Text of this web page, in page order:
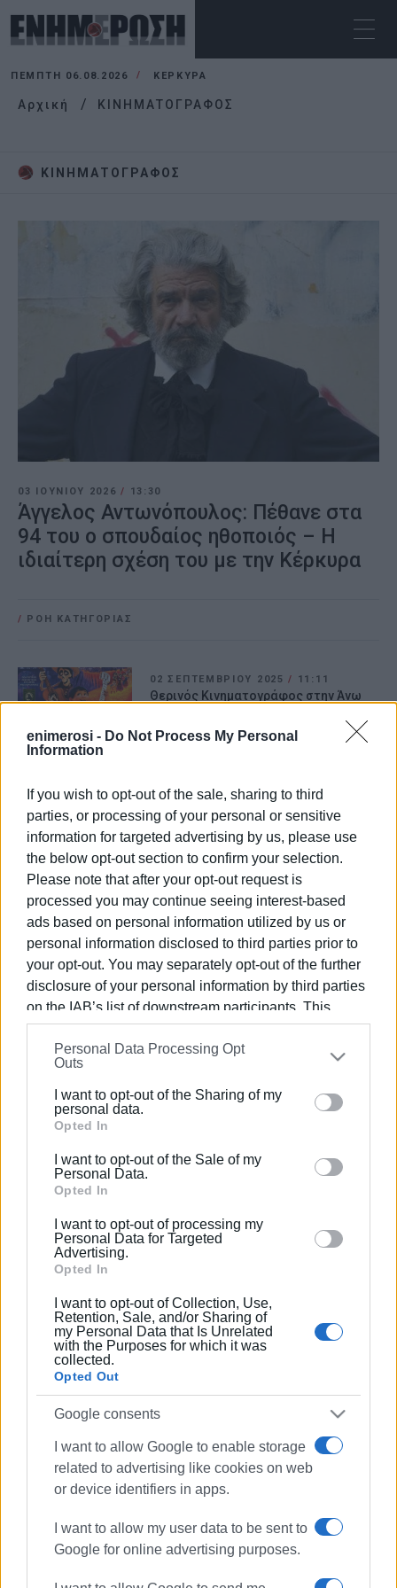
enimerosi - Do Not Process My Personal
Information
If you wish to opt-out of the sale, sharing to third
parties, or processing of your personal or sensitive
information for targeted advertising by us, please use
the below opt-out section to confirm your selection.
Please note that after your opt-out request is
processed you may continue seeing interest-based
ads based on personal information utilized by us or
personal information disclosed to third parties prior to
your opt-out. You may separately opt-out of the further
disclosure of your personal information by third parties
on the IAB’s list of downstream participants. This
information may also be disclosed by us to third parties
on theIAB’s List of Downstream Participants
that may
further disclose it to other third parties.
Please note that this website/app uses one or more
Google services and may gather and store information
behaviour. You may click to grant or deny consent to
Google and its third-party tags to use your data for
section.
Personal Data Processing Opt
Outs
I want to opt-out of the Sharing of my
personal data.
Opted In
I want to opt-out of the Sale of my
Personal Data.
Opted In
I want to opt-out of processing my
Personal Data for Targeted
Advertising.
Opted In
I want to opt-out of Collection, Use,
Retention, Sale, and/or Sharing of
my Personal Data that Is Unrelated
with the Purposes for which it was
collected.
Opted Out
Google consents
I want to allow Google to enable storage
related to advertising like cookies on web
or device identifiers in apps.
I want to allow my user data to be sent to
Google for online advertising purposes.
ΠΈΜΠΤΗ 06.08.2026 ΚΕΡΚΥΡΑ
Αρχική ΚΙΝΗΜΑΤΟΓΡΑΦΟΣ
ΚΙΝΗΜΑΤΟΓΡΑΦΟΣ
03 ΙΟΥΝΊΟΥ 2026/ 13:30
Άγγελος Αντωνόπουλος: Πέθανε στα
94 του ο σπουδαίος ηθοποιός – Η
ιδιαίτερη σχέση του με την Κέρκυρα
/ ΡΟΗ ΚΑΤΗΓΟΡΙΑΣ
02 ΣΕΠΤΕΜΒΡΊΟΥ 2025/ 11:11
Θερινός Κινηματογράφος στην Άνω
κινηματογράφου 2025 – Δείτε όλο το
πρόγραμμα
05 ΙΑΝΟΥΑΡΊΟΥ 2025
«Υπάρχω» και «Βαϊάνα 2» στον Ορφέα
11 NOV 2024 15:28
Θα ξανανοίξει ο Ορφέας
07 ΙΟΥΝΊΟΥ 2024
Κινηματογραφικές καλοκαιρινές
Δωρεάν θερινό σινεμά και φέτος σε
περιοχές του Δήμου Κεντρ. Κέρκυρας
03 ΜΑΪ́ΟΥ 2022 /15:28
«Η αθέατη κινηματογραφική όψη της
05 ΑΥΓΟΎΣΤΟΥ 2021
«Σαν παλιό σινεμά 2»: Το πρόγραμμα
04 ΑΥΓΟΎΣΤΟΥ 2021
Τεμπλονίου: «Αναζητώντας τον
Χέντριξ»
Η Περιφέρεια Ιονίων Νήσων αποκτά
το δικό της Film Office